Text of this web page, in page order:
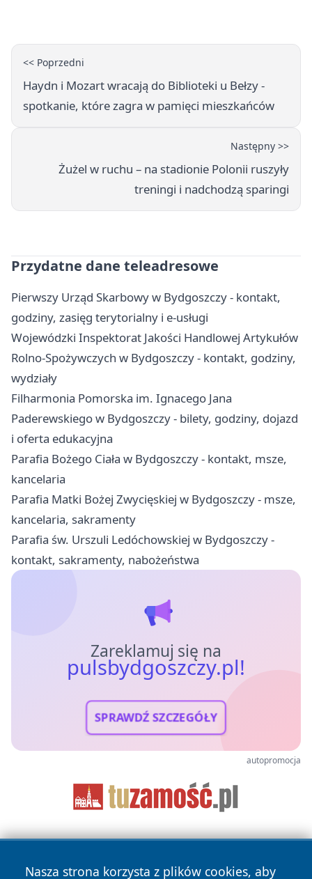
<< Poprzedni
Haydn i Mozart wracają do Biblioteki u Bełzy -
spotkanie, które zagra w pamięci mieszkańców
Następny >>
Żużel w ruchu – na stadionie Polonii ruszyły
treningi i nadchodzą sparingi
Przydatne dane teleadresowe
Pierwszy Urząd Skarbowy w Bydgoszczy - kontakt,
godziny, zasięg terytorialny i e-usługi
Wojewódzki Inspektorat Jakości Handlowej Artykułów
Rolno-Spożywczych w Bydgoszczy - kontakt, godziny,
wydziały
Filharmonia Pomorska im. Ignacego Jana
Paderewskiego w Bydgoszczy - bilety, godziny, dojazd
i oferta edukacyjna
Parafia Bożego Ciała w Bydgoszczy - kontakt, msze,
kancelaria
Parafia Matki Bożej Zwycięskiej w Bydgoszczy - msze,
kancelaria, sakramenty
Parafia św. Urszuli Ledóchowskiej w Bydgoszczy -
kontakt, sakramenty, nabożeństwa
Zareklamuj się na
pulsbydgoszczy.pl!
SPRAWDŹ SZCZEGÓŁY
autopromocja
Nasza strona korzysta z plików cookies, aby